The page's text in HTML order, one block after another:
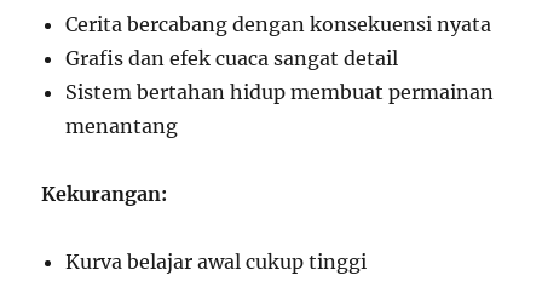
Cerita bercabang dengan konsekuensi nyata
Grafis dan efek cuaca sangat detail
Sistem bertahan hidup membuat permainan
menantang
Kekurangan:
Kurva belajar awal cukup tinggi